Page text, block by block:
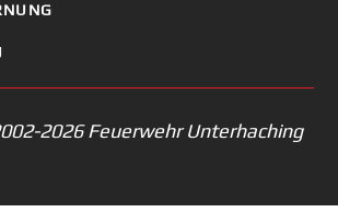
2026 Feuerwehr Unterhaching